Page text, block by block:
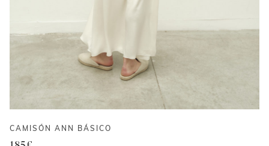
CAMISÓN ANN BÁSICO